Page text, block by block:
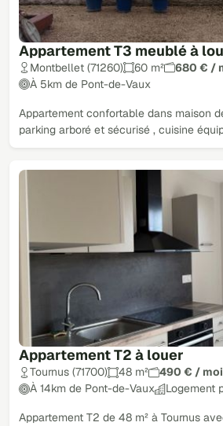
Appartement T3 meublé à
Montbellet (71260) 60 m²
680 € /
À 5km de Pont-de-Vaux
Appartement confortable dans maison
parking arboré et sécurisé , cuisine
Appartement T2 à louer
Tournus (71700) 48 m²
490 € /
À 14km de Pont-de-Vaux
Logement
Appartement T2 de 48 m² à Tournus